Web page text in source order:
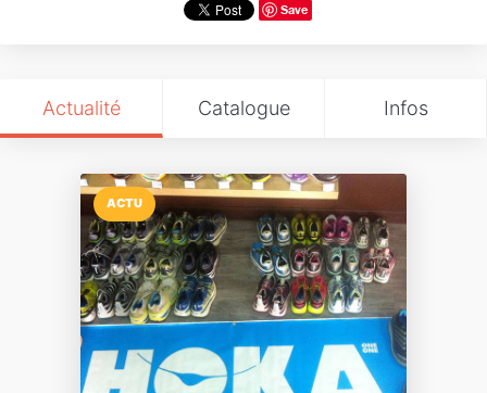
Save
Actualité Catalogue Infos
ACTU